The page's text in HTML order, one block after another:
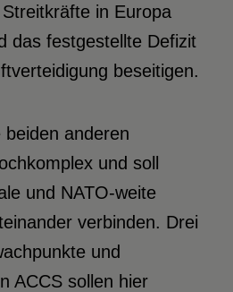
in Europa
das festgestellte Defizit
beseitigen.
anderen
und soll
und NATO-weite
verbinden. Drei
und
ACCS sollen hier